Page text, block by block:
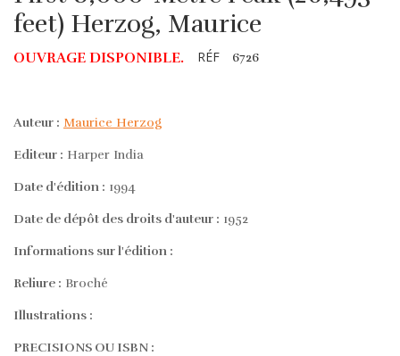
feet) Herzog, Maurice
OUVRAGE DISPONIBLE. RÉF 6726
Auteur : Maurice Herzog
Editeur : Harper India
Date d'édition : 1994
Date de dépôt des droits d'auteur : 1952
Informations sur l'édition :
Reliure : Broché
Illustrations :
PRECISIONS OU ISBN :